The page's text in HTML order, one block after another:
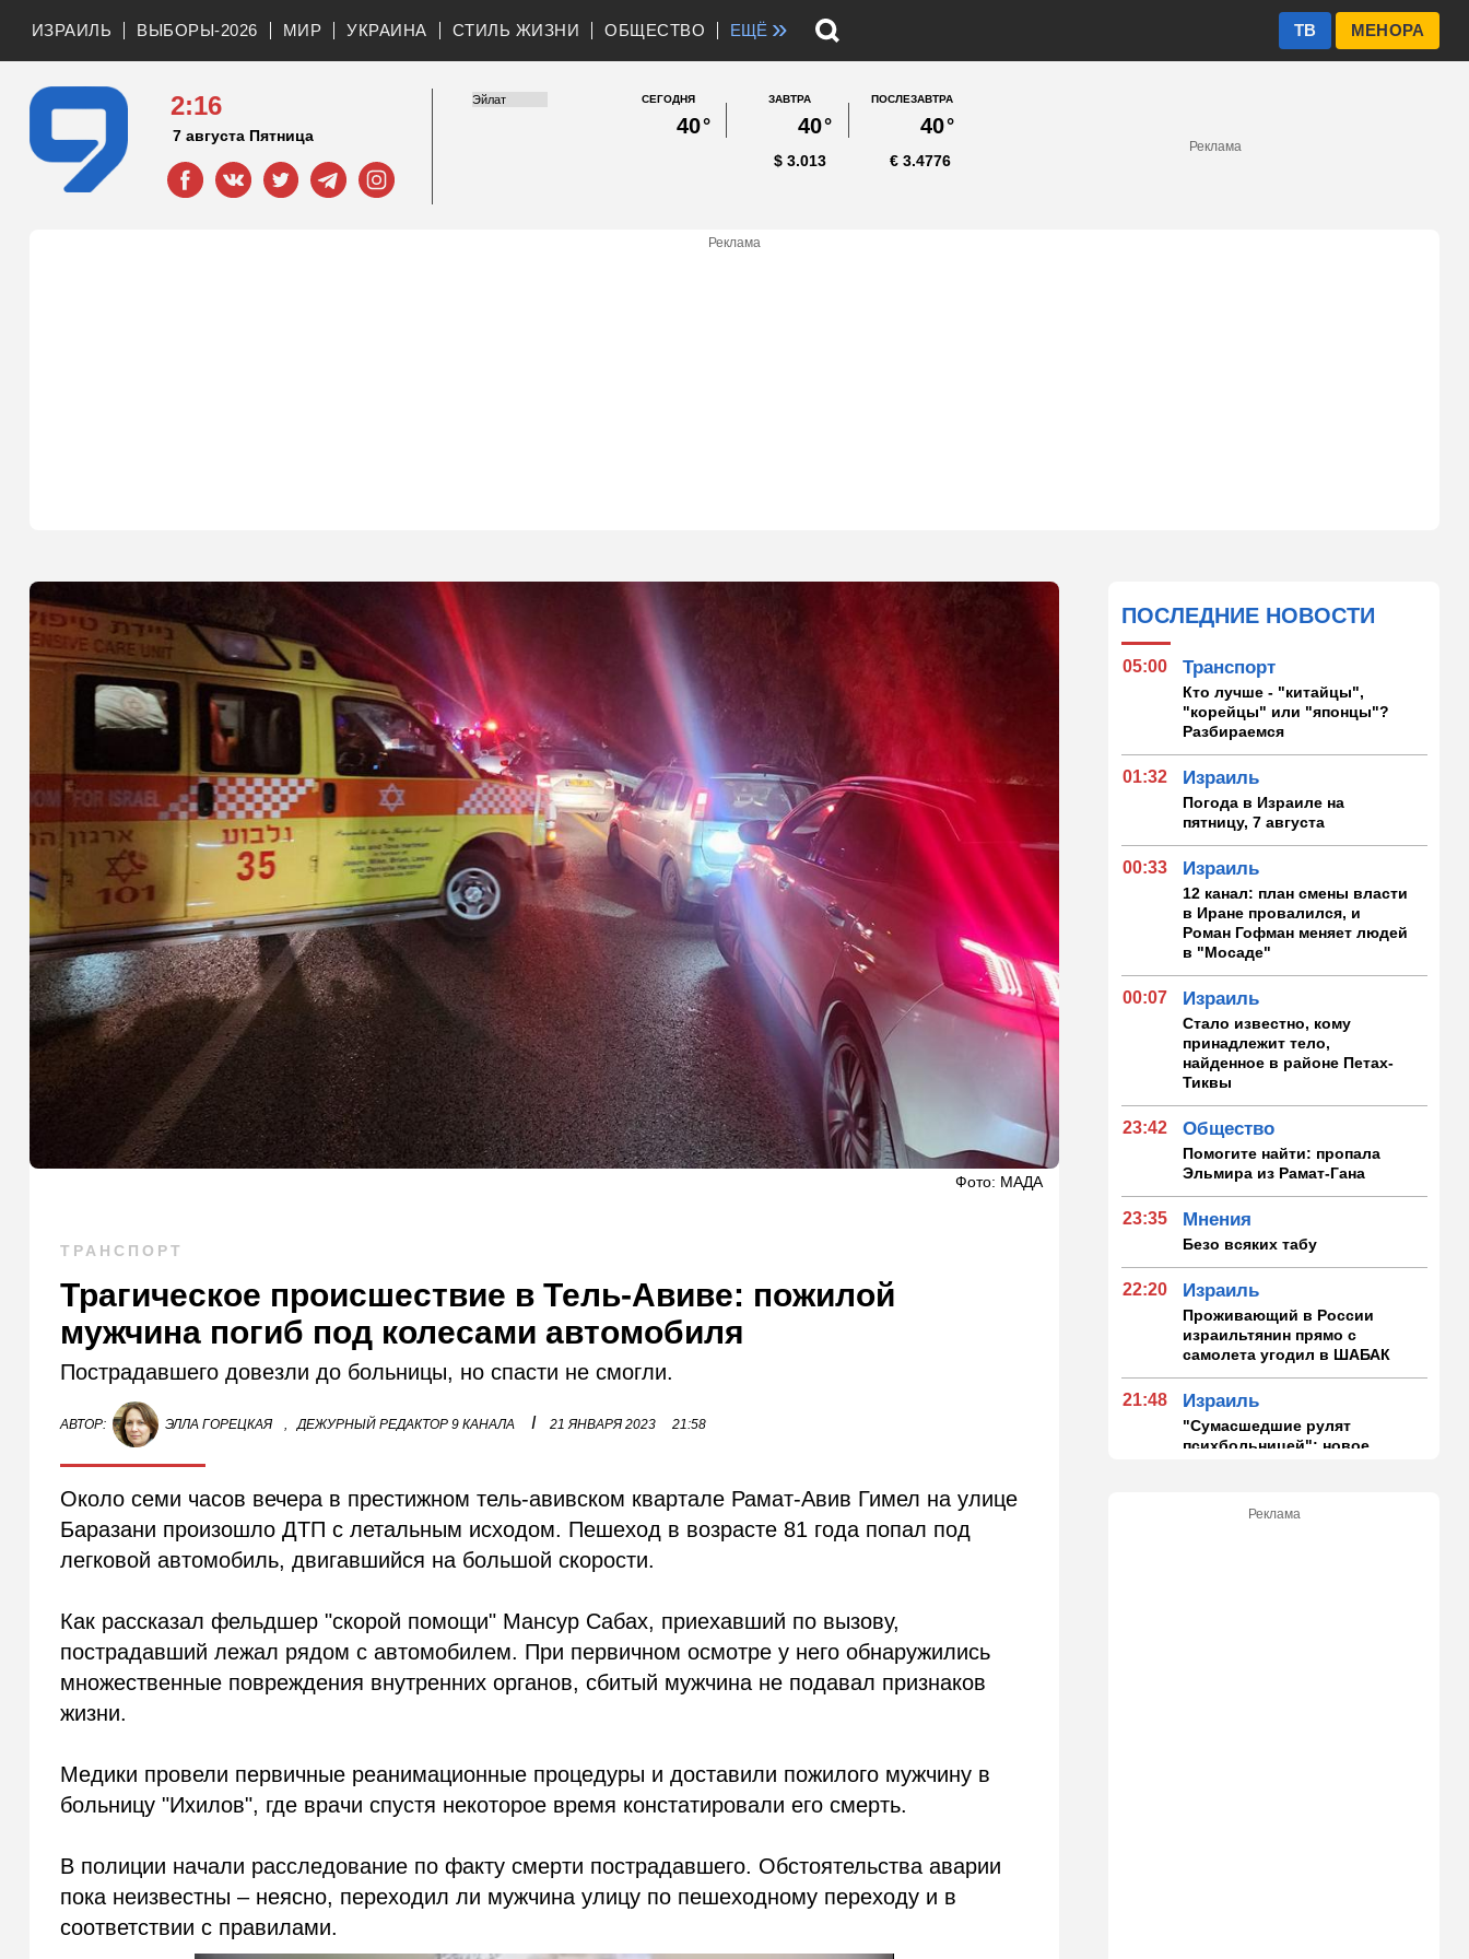
ИЗРАИЛЬ ВЫБОРЫ-2026 МИР УКРАИНА СТИЛЬ ЖИЗНИ ОБЩЕСТВО ЕЩЁ » МЕНОРА
ТВ
2:16
7 августа Пятница
СЕГОДНЯ
40°
ЗАВТРА
40°
ПОСЛЕЗАВТРА
40°
3.013
$ 3.4776
€
Реклама
Реклама
Фото: МАДА
ТРАНСПОРТ
Трагическое происшествие в Тель-Авиве: пожилой
мужчина погиб под колесами автомобиля
Пострадавшего довезли до больницы, но спасти не смогли.
АВТОР: ЭЛЛА ГОРЕЦКАЯ , ДЕЖУРНЫЙ РЕДАКТОР 9 КАНАЛА I 21 ЯНВАРЯ 2023 21:58
Около семи часов вечера в престижном тель-авивском квартале Рамат-Авив Гимел на улице
Баразани произошло ДТП с летальным исходом. Пешеход в возрасте 81 года попал под
легковой автомобиль, двигавшийся на большой скорости.
Как рассказал фельдшер "скорой помощи" Мансур Сабах, приехавший по вызову,
пострадавший лежал рядом с автомобилем. При первичном осмотре у него обнаружились
множественные повреждения внутренних органов, сбитый мужчина не подавал признаков
жизни.
Медики провели первичные реанимационные процедуры и доставили пожилого мужчину в
больницу "Ихилов", где врачи спустя некоторое время констатировали его смерть.
В полиции начали расследование по факту смерти пострадавшего. Обстоятельства аварии
пока неизвестны – неясно, переходил ли мужчина улицу по пешеходному переходу и в
соответствии с правилами.
ПОСЛЕДНИЕ НОВОСТИ
05:00 Транспорт
Кто лучше - "китайцы",
"корейцы" или "японцы"?
Разбираемся
01:32 Израиль
Погода в Израиле на
пятницу, 7 августа
00:33 Израиль
12 канал: план смены власти
в Иране провалился, и
Роман Гофман меняет людей
в "Мосаде"
00:07 Израиль
Стало известно, кому
принадлежит тело,
найденное в районе Петах-
Тиквы
23:42 Общество
Помогите найти: пропала
Эльмира из Рамат-Гана
23:35 Мнения
Безо всяких табу
22:20 Израиль
Проживающий в России
израильтянин прямо с
самолета угодил в ШАБАК
21:48 Израиль
"Сумасшедшие рулят
психбольницей": новое
Реклама